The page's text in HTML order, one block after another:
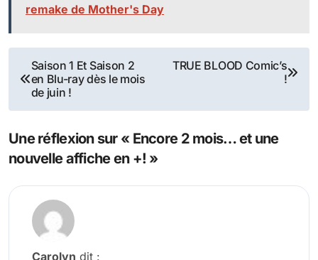
remake de Mother's Day
Navigation
de
Saison 1 Et Saison 2
en Blu-ray dès le mois
de juin !
TRUE BLOOD Comic’s
!
Une réflexion sur « Encore 2 mois… et une
nouvelle affiche en +! »
Carolyn dit :